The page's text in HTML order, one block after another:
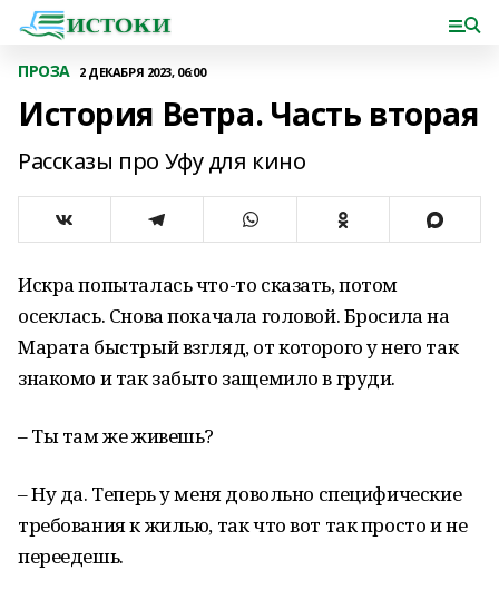
ПРОЗА 2 ДЕКАБРЯ 2023, 06:00
История Ветра. Часть вторая
Рассказы про Уфу для кино
Искра попыталась что-то сказать, потом
осеклась. Снова покачала головой. Бросила на
Марата быстрый взгляд, от которого у него так
знакомо и так забыто защемило в груди.
– Ты там же живешь?
– Ну да. Теперь у меня довольно специфические
требования к жилью, так что вот так просто и не
переедешь.